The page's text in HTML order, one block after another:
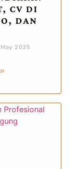
CV DI
DAN
2025